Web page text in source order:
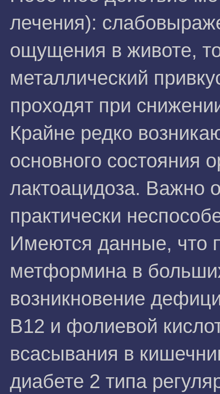
лечения):
ощущения в животе,
металлический
проходят при
Крайне редко
основного состояния
лактоацидоза. Важно
практически
Имеются данные, что
метформина в
возникновение
В12 и фолиевой
всасывания в
диабете 2 типа